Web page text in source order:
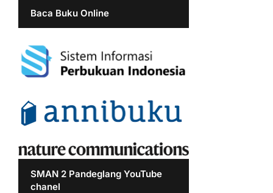
Baca Buku Online
SMAN 2 Pandeglang YouTube
chanel